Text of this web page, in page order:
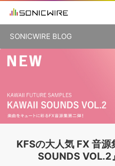
プラグイン・エフェクト »
ソフトウェア／ツール »
キャンペーン »
製品サポート情報 »
初音ミク V4X
TOONTRACK
サンプルパ
シネマティック音源特集
ソフト音源 プラグイン・エ
SONICWIRE BLOG
カテゴリ一覧
記事一覧
KFSの大人気 FX 音
SOUNDS VOL.2